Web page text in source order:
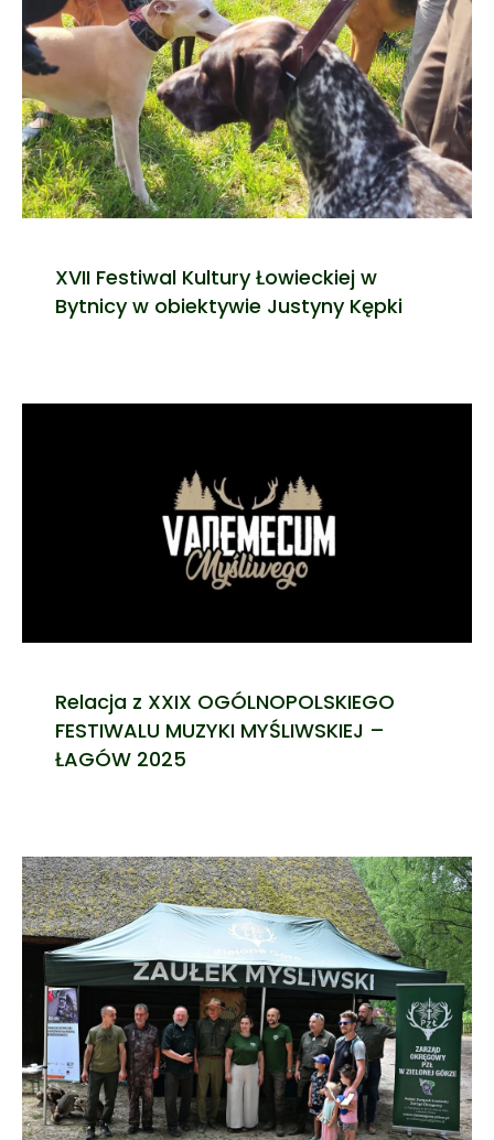
XVII Festiwal Kultury Łowieckiej w
Bytnicy w obiektywie Justyny Kępki
Relacja z XXIX OGÓLNOPOLSKIEGO
FESTIWALU MUZYKI MYŚLIWSKIEJ –
ŁAGÓW 2025